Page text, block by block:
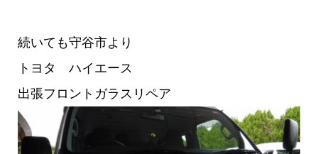
続いても守谷市より
トヨタ ハイエース
出張フロントガラスリペア